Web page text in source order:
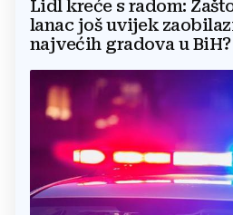
Lidl kreće s radom:
lanac još uvijek
najvećih gradova u BiH?